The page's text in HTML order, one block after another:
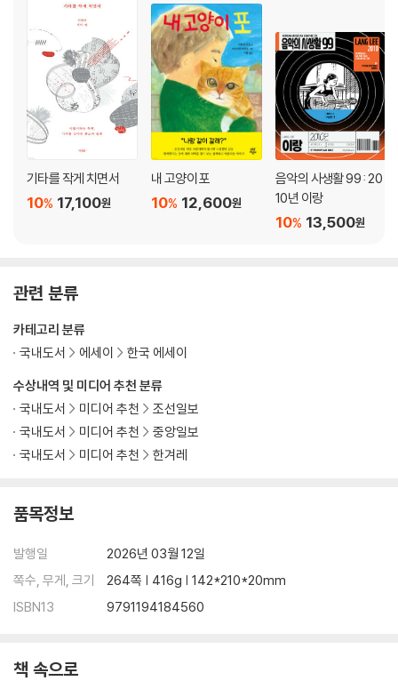
기타를 작게 치면서
17,100원
10%
내 고양이 포
12,600원
10%
음악의 사생활 99 : 20
10년 이랑
13,500원
10%
관련 분류
수상내역 및 미디어 추천 분류
국내도서
미디어 추천
조선일보
국내도서
미디어 추천
중앙일보
국내도서
미디어 추천 한겨레
카테고리 분류
국내도서
에세이 한국 에세이
품목정보
발행일
2026년 03월 12일
쪽수, 무게, 크기
264쪽 | 416g | 142*210*20mm
ISBN13
9791194184560
책 속으로